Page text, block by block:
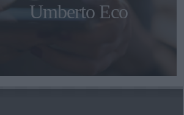
Umberto Eco